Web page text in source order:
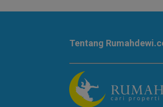
Tentang